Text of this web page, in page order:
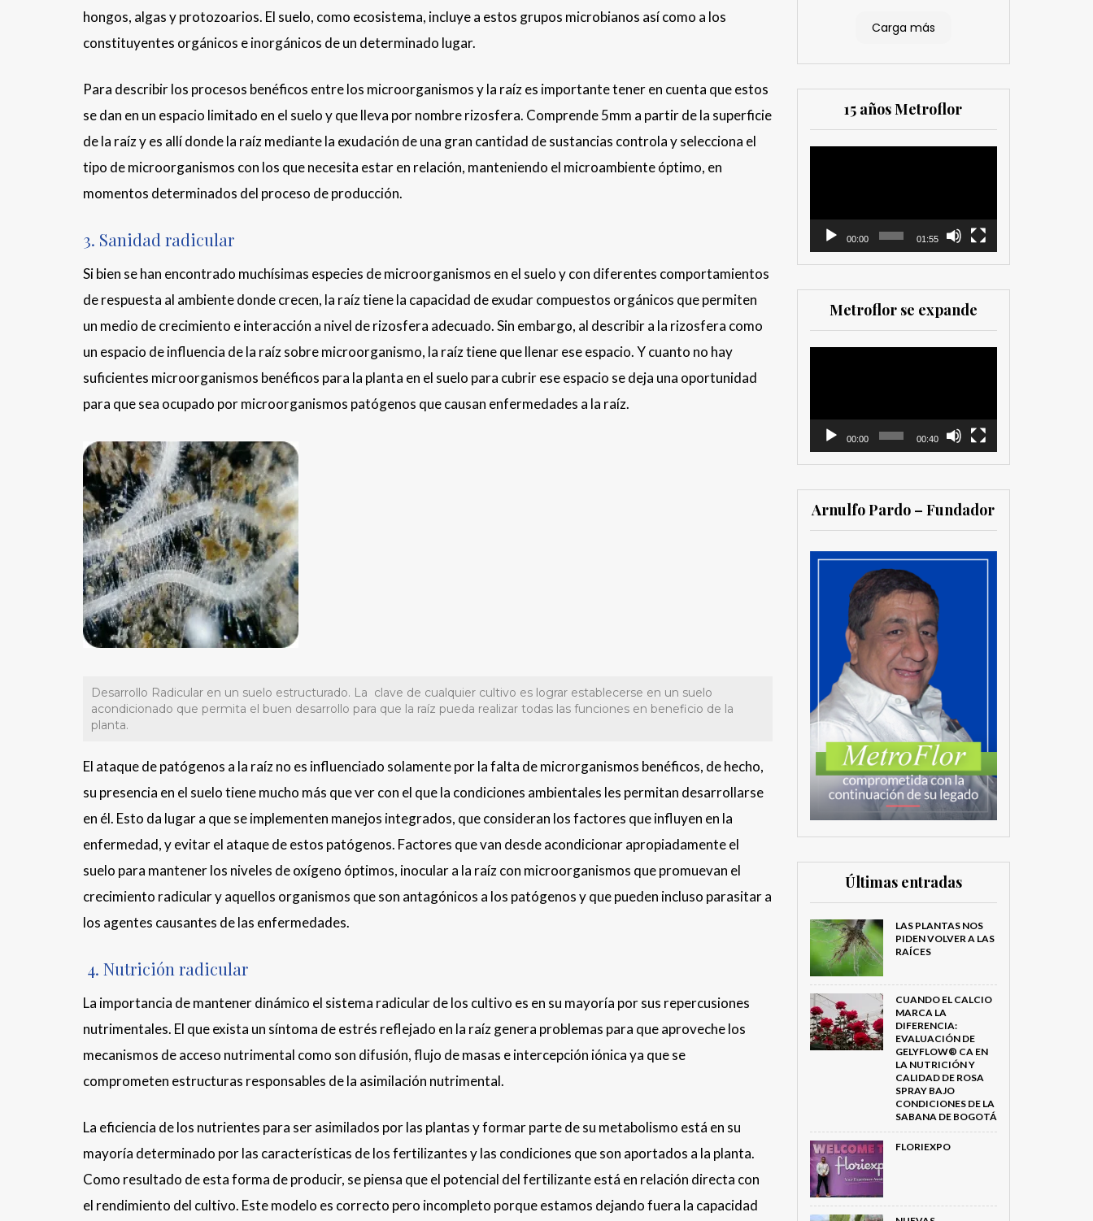
hongos, algas y protozoarios. El suelo, como ecosistema, incluye a estos grupos microbianos así como a los
constituyentes orgánicos e inorgánicos de un determinado lugar.
Para describir los procesos benéficos entre los microorganismos y la raíz es importante tener en cuenta que estos
se dan en un espacio limitado en el suelo y que lleva por nombre rizosfera. Comprende 5mm a partir de la superficie
de la raíz y es allí donde la raíz mediante la exudación de una gran cantidad de sustancias controla y selecciona el
tipo de microorganismos con los que necesita estar en relación, manteniendo el microambiente óptimo, en
momentos determinados del proceso de producción.
3. Sanidad radicular
Si bien se han encontrado muchísimas especies de microorganismos en el suelo y con diferentes comportamientos
de respuesta al ambiente donde crecen, la raíz tiene la capacidad de exudar compuestos orgánicos que permiten
un medio de crecimiento e interacción a nivel de rizosfera adecuado. Sin embargo, al describir a la rizosfera como
un espacio de influencia de la raíz sobre microorganismo, la raíz tiene que llenar ese espacio. Y cuanto no hay
suficientes microorganismos benéficos para la planta en el suelo para cubrir ese espacio se deja una oportunidad
para que sea ocupado por microorganismos patógenos que causan enfermedades a la raíz.
Desarrollo Radicular en un suelo estructurado. La clave de cualquier cultivo es lograr establecerse en un suelo
acondicionado que permita el buen desarrollo para que la raíz pueda realizar todas las funciones en beneficio de la
planta.
El ataque de patógenos a la raíz no es influenciado solamente por la falta de microrganismos benéficos, de hecho,
su presencia en el suelo tiene mucho más que ver con el que la condiciones ambientales les permitan desarrollarse
en él. Esto da lugar a que se implementen manejos integrados, que consideran los factores que influyen en la
enfermedad, y evitar el ataque de estos patógenos. Factores que van desde acondicionar apropiadamente el
suelo para mantener los niveles de oxígeno óptimos, inocular a la raíz con microorganismos que promuevan el
crecimiento radicular y aquellos organismos que son antagónicos a los patógenos y que pueden incluso parasitar a
los agentes causantes de las enfermedades.
4. Nutrición radicular
La importancia de mantener dinámico el sistema radicular de los cultivo es en su mayoría por sus repercusiones
nutrimentales. El que exista un síntoma de estrés reflejado en la raíz genera problemas para que aproveche los
mecanismos de acceso nutrimental como son difusión, flujo de masas e intercepción iónica ya que se
comprometen estructuras responsables de la asimilación nutrimental.
La eficiencia de los nutrientes para ser asimilados por las plantas y formar parte de su metabolismo está en su
mayoría determinado por las características de los fertilizantes y las condiciones que son aportados a la planta.
Como resultado de esta forma de producir, se piensa que el potencial del fertilizante está en relación directa con
el rendimiento del cultivo. Este modelo es correcto pero incompleto porque estamos dejando fuera la capacidad
estratégica, las
sector así como los
cubrimientos de los
eventos sociales de las
compañías. Es una
que trabajan en el sector
Carga más
15 años Metroflor
00:00 01:55
Metroflor se expande
00:00 00:40
Arnulfo Pardo – Fundador
Últimas entradas
LAS PLANTAS NOS
PIDEN VOLVER A LAS
RAÍCES
CUANDO EL CALCIO
MARCA LA
DIFERENCIA:
EVALUACIÓN DE
GELYFLOW® CA EN
LA NUTRICIÓN Y
CALIDAD DE ROSA
SPRAY BAJO
CONDICIONES DE LA
SABANA DE BOGOTÁ
FLORIEXPO